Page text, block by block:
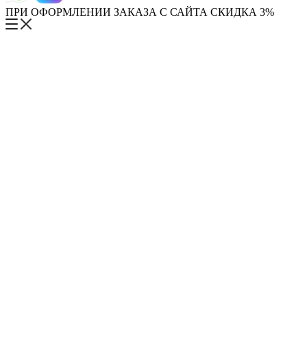
ПРИ ОФОРМЛЕНИИ ЗАКАЗА С САЙТА СКИДКА 3%